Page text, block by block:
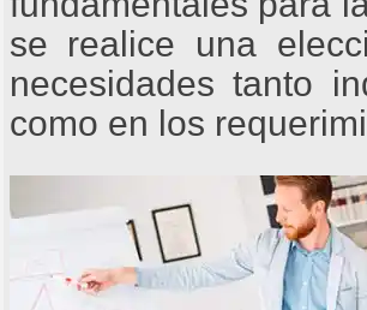
se realice una
necesidades tanto
como en los